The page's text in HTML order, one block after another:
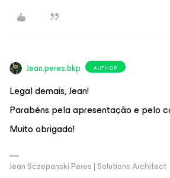
Jean.peres.bkp AUTHOR
Legal demais, Jean!
Parabéns pela apresentação e pelo
Muito obrigado!
Jean Sczepanski Peres | Solutions Architect